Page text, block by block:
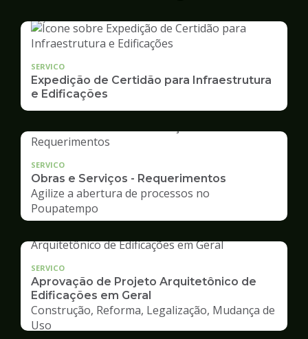
SERVICO
Expedição de Certidão para Infraestrutura
e Edificações
SERVICO
Obras e Serviços - Requerimentos
Agilize a abertura de processos no
Poupatempo
SERVICO
Aprovação de Projeto Arquitetônico de
Edificações em Geral
Construção, Reforma, Legalização, Mudança de
Uso